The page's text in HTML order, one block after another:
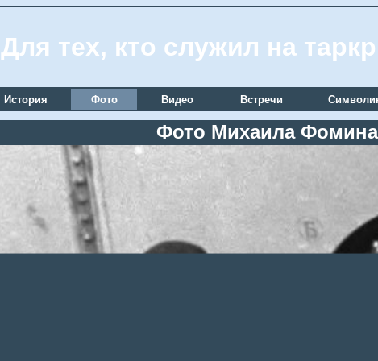
Для тех, кто служил на
История Фото Видео Встречи
Фото Михаила Фомина